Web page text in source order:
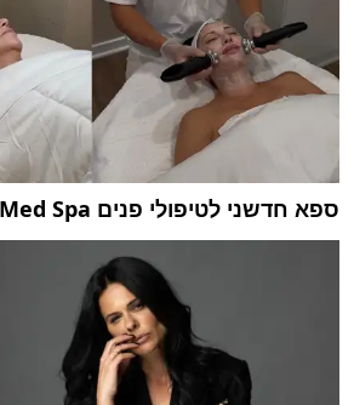
ספא חדשני לטיפולי פנים Idan Med Spa